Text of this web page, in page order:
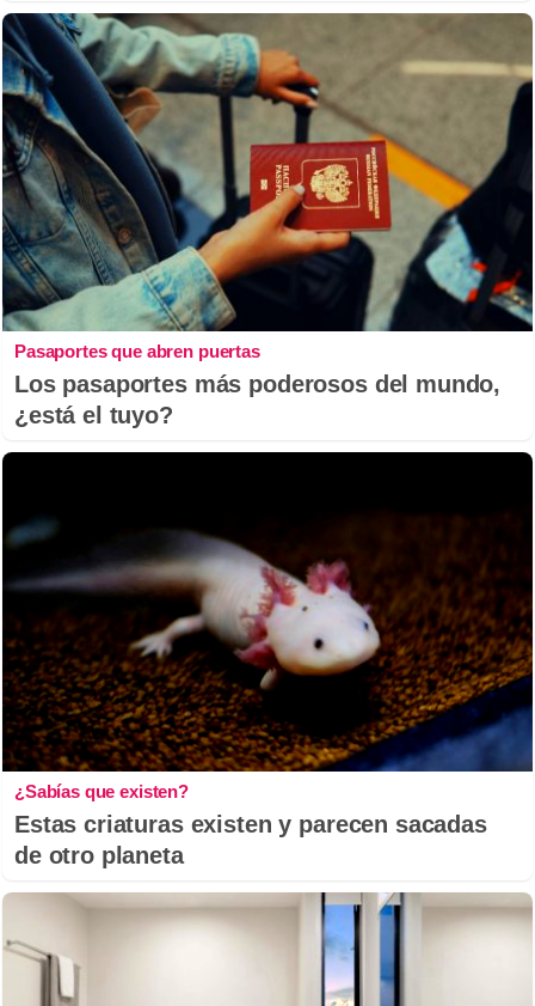
Pasaportes que abren puertas
Los pasaportes más poderosos del mundo,
¿está el tuyo?
¿Sabías que existen?
Estas criaturas existen y parecen sacadas
de otro planeta